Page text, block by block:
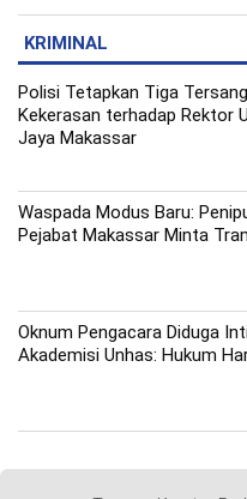
KRIMINAL
Polisi Tetapkan Tiga
Kekerasan terhadap Rektor
Jaya Makassar
Waspada Modus Baru:
Pejabat Makassar Minta
Oknum Pengacara Diduga
Akademisi Unhas: Hukum